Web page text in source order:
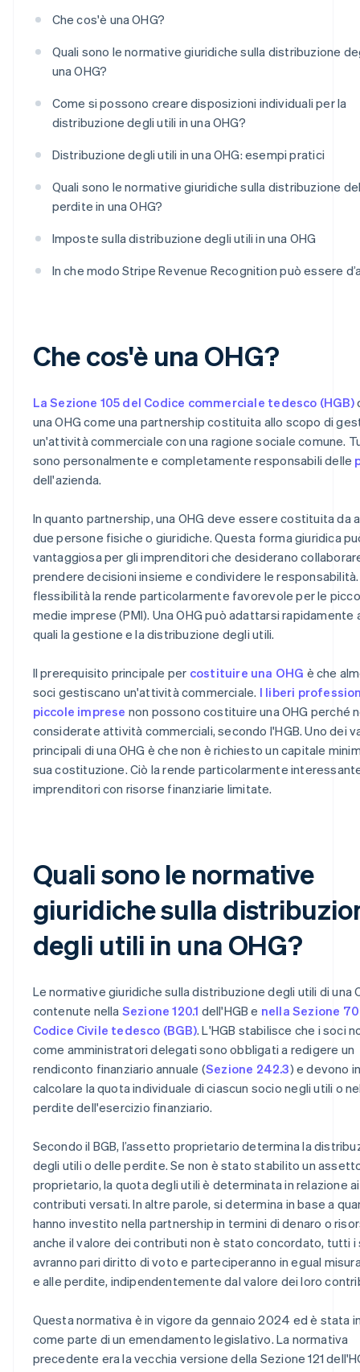
Che cos'è una OHG?
Quali sono le normative giuridiche sulla distribuzione
una OHG?
Come si possono creare disposizioni individuali per la
distribuzione degli utili in una OHG?
Distribuzione degli utili in una OHG: esempi pratici
Quali sono le normative giuridiche sulla distribuzione
perdite in una OHG?
Imposte sulla distribuzione degli utili in una OHG
In che modo Stripe Revenue Recognition può essere
Che cos'è una OHG?
La Sezione 105 del Codice commerciale tedesco (HGB)
una OHG come una partnership costituita allo scopo di
un'attività commerciale con una ragione sociale comune.
sono personalmente e completamente responsabili delle
dell'azienda.
In quanto partnership, una OHG deve essere costituita da
due persone fisiche o giuridiche. Questa forma giuridica
vantaggiosa per gli imprenditori che desiderano
prendere decisioni insieme e condividere le responsabilità.
flessibilità la rende particolarmente favorevole per le
medie imprese (PMI). Una OHG può adattarsi
quali la gestione e la distribuzione degli utili.
Il prerequisito principale per costituire una OHG è che
soci gestiscano un'attività commerciale. I liberi
piccole imprese non possono costituire una OHG perché
considerate attività commerciali, secondo l'HGB. Uno dei
principali di una OHG è che non è richiesto un capitale
sua costituzione. Ciò la rende particolarmente
imprenditori con risorse finanziarie limitate.
Quali sono le normative
giuridiche sulla
degli utili in una OHG?
Le normative giuridiche sulla distribuzione degli utili di una
contenute nella Sezione 120.1 dell'HGB e nella Sezione
Codice Civile tedesco (BGB). L'HGB stabilisce che i soci
come amministratori delegati sono obbligati a redigere un
rendiconto finanziario annuale (Sezione 242.3) e devono
calcolare la quota individuale di ciascun socio negli utili o
perdite dell'esercizio finanziario.
Secondo il BGB, l’assetto proprietario determina la
degli utili o delle perdite. Se non è stato stabilito un
proprietario, la quota degli utili è determinata in relazione ai
contributi versati. In altre parole, si determina in base a
hanno investito nella partnership in termini di denaro o
anche il valore dei contributi non è stato concordato, tutti i
avranno pari diritto di voto e parteciperanno in egual
e alle perdite, indipendentemente dal valore dei loro
Questa normativa è in vigore da gennaio 2024 ed è stata
come parte di un emendamento legislativo. La normativa
precedente era la vecchia versione della Sezione 121